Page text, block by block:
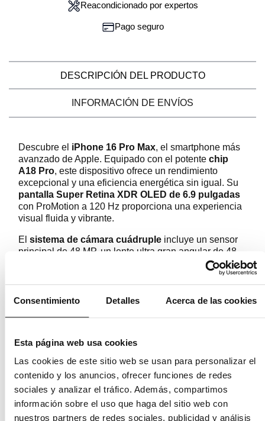
Consentimiento Detalles Acerca de las cookies
Esta página web usa cookies
Las cookies de este sitio web se usan para personalizar el
contenido y los anuncios, ofrecer funciones de redes
sociales y analizar el tráfico. Además, compartimos
información sobre el uso que haga del sitio web con
nuestros partners de redes sociales, publicidad y análisis
Reacondicionado por expertos
Pago seguro
DESCRIPCIÓN DEL PRODUCTO
INFORMACIÓN DE ENVÍOS
Descubre el iPhone 16 Pro Max, el smartphone más
avanzado de Apple. Equipado con el potente chip
A18 Pro, este dispositivo ofrece un rendimiento
excepcional y una eficiencia energética sin igual. Su
pantalla Super Retina XDR OLED de 6.9 pulgadas
con ProMotion a 120 Hz proporciona una experiencia
visual fluida y vibrante.
El sistema de cámara cuádruple incluye un sensor
principal de 48 MP, un lente ultra gran angular de 48
MP, un teleobjetivo periscópico de 12 MP con zoom
óptico 5x y un sensor ToF, permitiendo capturar fotos y
videos con calidad profesional. Además, el iPhone 16
Pro soportagrabación en 4K a 120 FPS, ideal para
Ceramic Shield, el iPhone 16 Pro Max es tan
resistente como elegante. Su
duracióny soporte para carga rápida e inalámbrica
aseguran que siempre estés conectado. Con opciones
de almacenamiento de hasta 1 TB, tendrás espacio de
sobra para todas tus aplicaciones, fotos y videos.